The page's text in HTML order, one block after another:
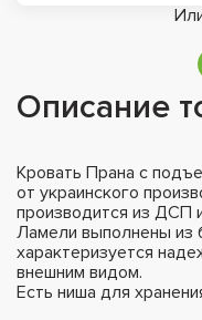
Описание
Кровать Прана с
от украинского
производится из ДСП
Ламели выполнены из
характеризуется
внешним видом.
Есть ниша для